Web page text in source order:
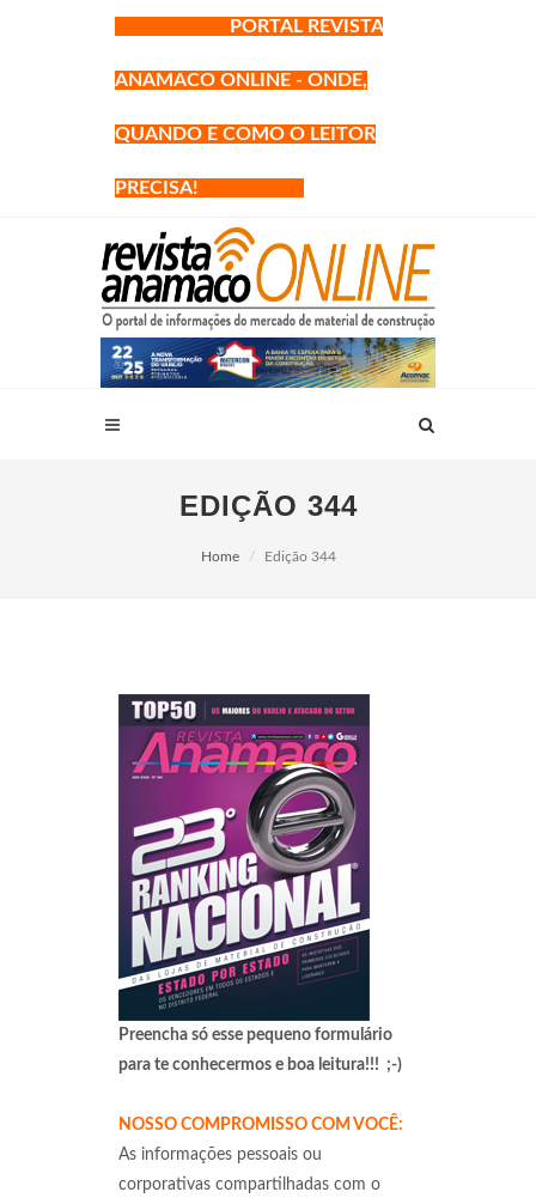
PORTAL REVISTA
ANAMACO ONLINE - ONDE,
QUANDO E COMO O LEITOR
PRECISA!
EDIÇÃO 344
Home Edição 344
Preencha só esse pequeno formulário
para te conhecermos e boa leitura!!! ;-)
NOSSO COMPROMISSO COM VOCÊ:
As informações pessoais ou
corporativas compartilhadas com o